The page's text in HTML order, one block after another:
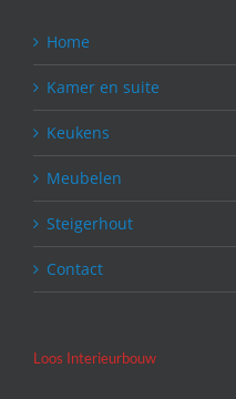
Home
Kamer en suite
Keukens
Meubelen
Steigerhout
Contact
Loos Interieurbouw